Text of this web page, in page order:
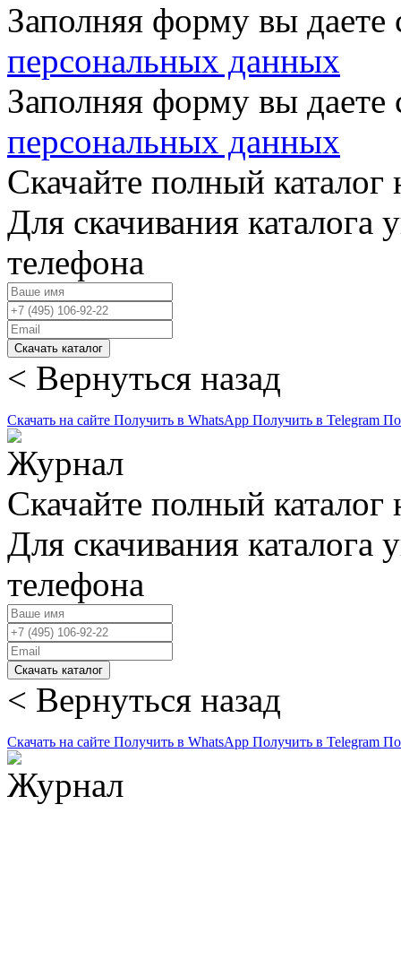
Заполняя форму вы даете
персональных данных
Заполняя форму вы даете
персональных данных
Скачайте полный
Для скачивания
телефона
Скачать каталог
< Вернуться назад
Скачать на сайте Получить в WhatsApp Получить в Telegram
Скачайте полный
Для скачивания
телефона
Скачать каталог
< Вернуться назад
Скачать на сайте Получить в WhatsApp Получить в Telegram